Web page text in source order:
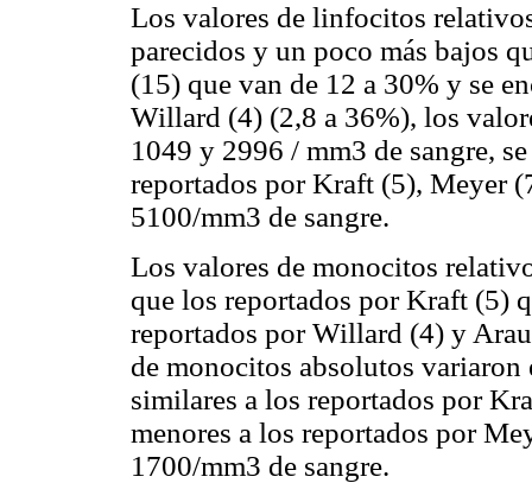
Los valores de linfocitos
parecidos y un poco más bajos
(15) que van de 12 a 30% y se
Willard (4) (2,8 a 36%), los
1049 y 2996 / mm3 de sangre,
reportados por Kraft (5), Meyer
5100/mm3 de sangre.
Los valores de monocitos
que los reportados por Kraft (5)
reportados por Willard (4) y
de monocitos absolutos
similares a los reportados por
menores a los reportados por
1700/mm3 de sangre.